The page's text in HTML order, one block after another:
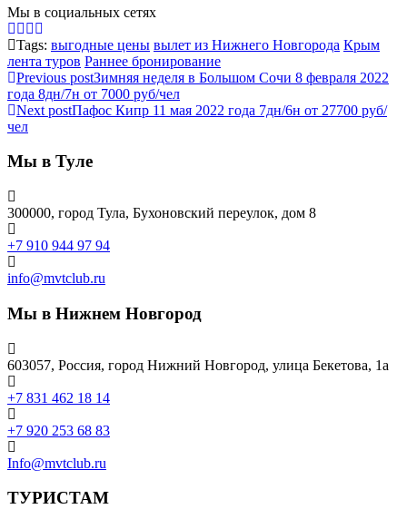
Мы в социальных сетях
Tags: выгодные цены вылет из Нижнего Новгорода Крым
лента туров Раннее бронирование
Previous postЗимняя неделя в Большом Сочи 8 февраля 2022
года 8дн/7н от 7000 руб/чел
Next postПафос Кипр 11 мая 2022 года 7дн/6н от 27700 руб/
чел
Мы в Туле
300000, город Тула, Бухоновский переулок, дом 8
+7 910 944 97 94
info@mvtclub.ru
Мы в Нижнем Новгород
603057, Россия, город Нижний Новгород, улица Бекетова, 1а
+7 831 462 18 14
+7 920 253 68 83
Info@mvtclub.ru
ТУРИСТАМ